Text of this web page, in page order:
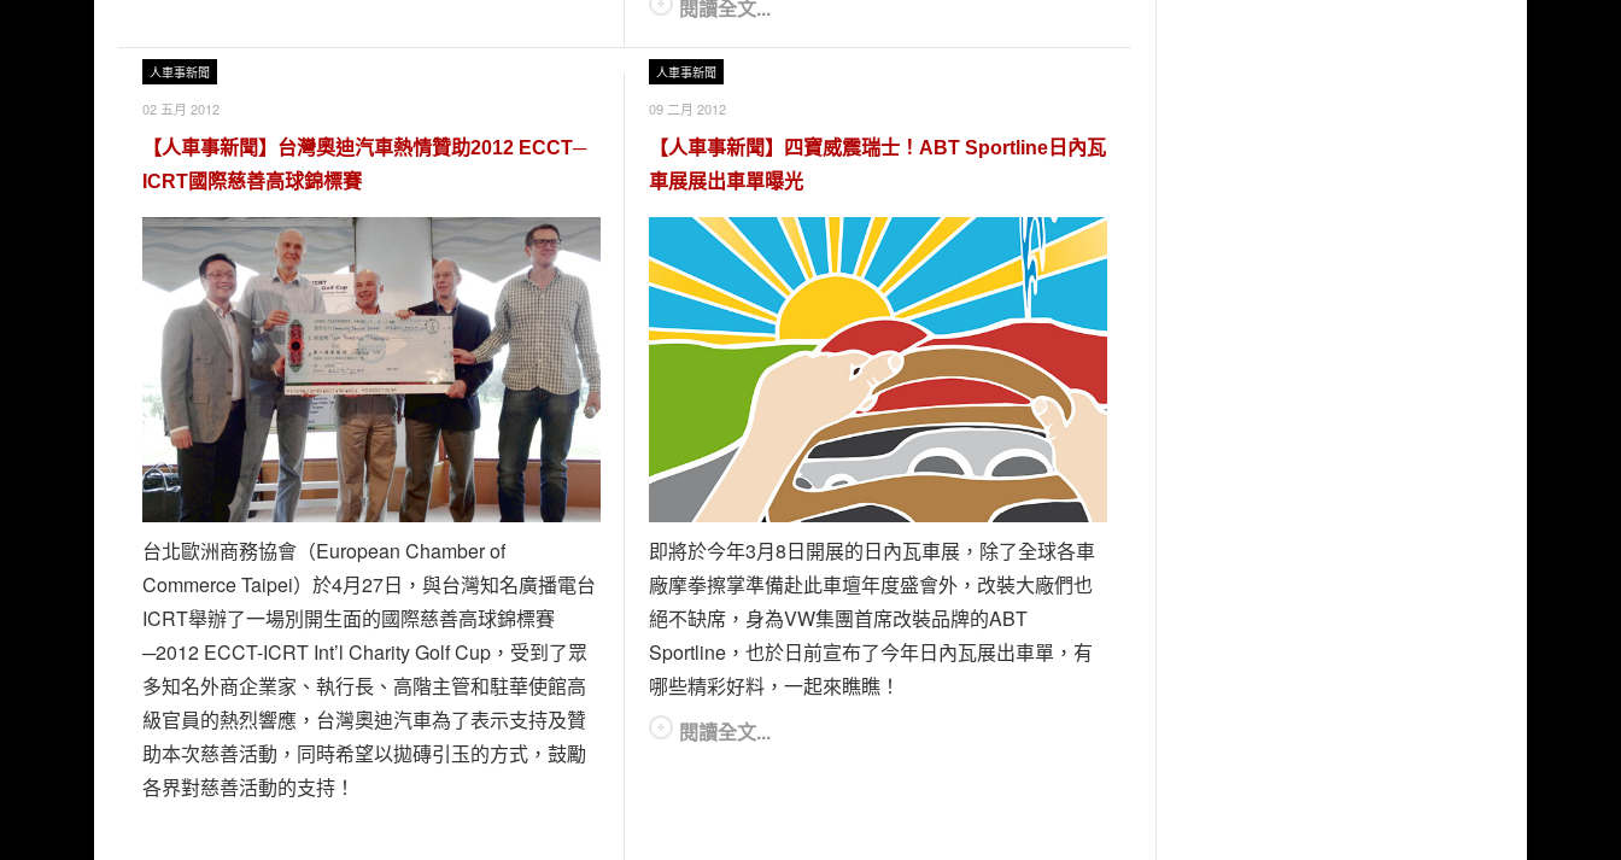
閱讀全文...
人車事新聞
02 五月 2012
【人車事新聞】台灣奧迪汽車熱情贊助2012 ECCT─
ICRT國際慈善高球錦標賽
台北歐洲商務協會（European Chamber of
Commerce Taipei）於4月27日，與台灣知名廣播電台
ICRT舉辦了一場別開生面的國際慈善高球錦標賽
─2012 ECCT-ICRT Int’l Charity Golf Cup，受到了眾
多知名外商企業家、執行長、高階主管和駐華使館高
級官員的熱烈響應，台灣奧迪汽車為了表示支持及贊
助本次慈善活動，同時希望以拋磚引玉的方式，鼓勵
各界對慈善活動的支持！
人車事新聞
09 二月 2012
【人車事新聞】四寶威震瑞士！ABT Sportline日內瓦
車展展出車單曝光
即將於今年3月8日開展的日內瓦車展，除了全球各車
廠摩拳擦掌準備赴此車壇年度盛會外，改裝大廠們也
絕不缺席，身為VW集團首席改裝品牌的ABT
Sportline，也於日前宣布了今年日內瓦展出車單，有
哪些精彩好料，一起來瞧瞧！
閱讀全文...